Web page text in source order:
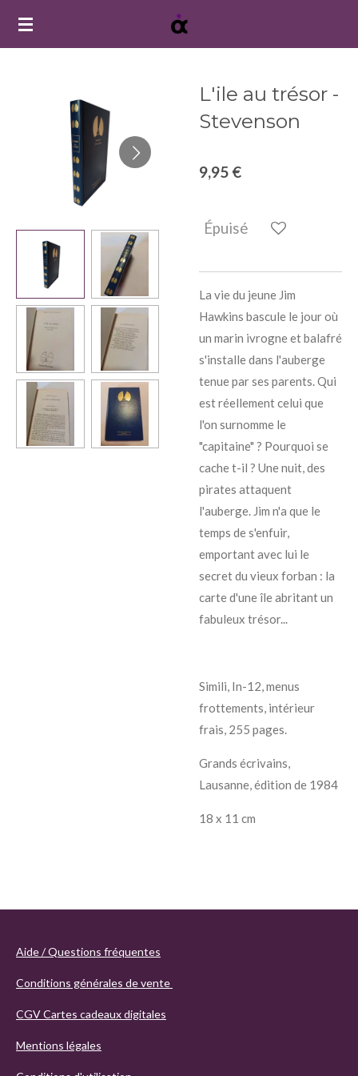
Passer
L'ile au trésor -
Stevenson
9,95 €
Épuisé
La vie du jeune Jim
Hawkins bascule le jour où
un marin ivrogne et balafré
s'installe dans l'auberge
tenue par ses parents. Qui
est réellement celui que
l'on surnomme le
"capitaine" ? Pourquoi se
cache t-il ? Une nuit, des
pirates attaquent
l'auberge. Jim n'a que le
temps de s'enfuir,
emportant avec lui le
secret du vieux forban : la
carte d'une île abritant un
fabuleux trésor...
Simili, In-12, menus
frottements, intérieur
frais, 255 pages.
Grands écrivains,
Lausanne, édition de 1984
18 x 11 cm
Aide / Questions fréquentes
Conditions générales de vente
CGV Cartes cadeaux digitales
Mentions légales